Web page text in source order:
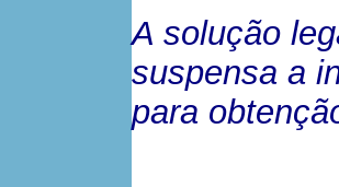
A solução
suspensa a
para